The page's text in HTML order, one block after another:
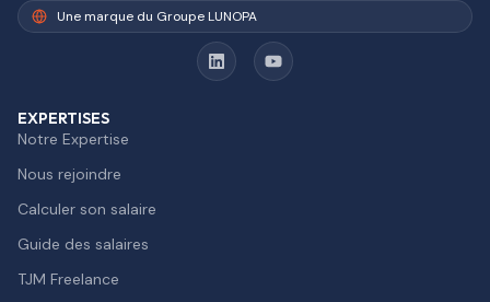
Une marque du Groupe LUNOPA
EXPERTISES
Notre Expertise
Nous rejoindre
Calculer son salaire
Guide des salaires
TJM Freelance